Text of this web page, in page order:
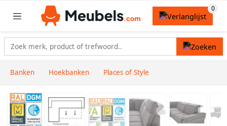
Banken Hoekbanken Places of Style